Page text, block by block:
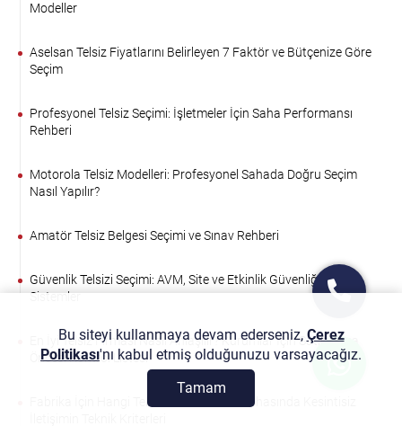
Modeller
Aselsan Telsiz Fiyatlarını Belirleyen 7 Faktör ve Bütçenize Göre
Seçim
Profesyonel Telsiz Seçimi: İşletmeler İçin Saha Performansı
Rehberi
Motorola Telsiz Modelleri: Profesyonel Sahada Doğru Seçim
Nasıl Yapılır?
Amatör Telsiz Belgesi Seçimi ve Sınav Rehberi
Güvenlik Telsizi Seçimi: AVM, Site ve Etkinlik Güvenliği İçin
Sistemler
En İyi Telsiz Firması Nasıl Anlaşılır? Kurumlar İçin Satın Alma
Öncesi Kontrol Listesi
Fabrika İçin Hangi Telsiz Alınır? Üretim Sahasında Kesintisiz
Bu siteyi kullanmaya devam ederseniz, Çerez
Politikası'nı kabul etmiş olduğunuzu varsayacağız.
Tamam